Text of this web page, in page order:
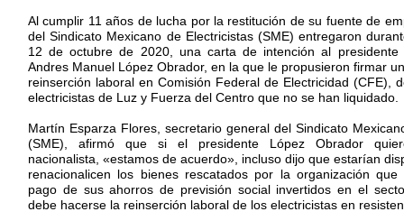
Al cumplir 11 años de lucha por la restitución de su fuente de
del Sindicato Mexicano de Electricistas (SME) entregaron
12 de octubre de 2020, una carta de intención al presidente
Andres Manuel López Obrador, en la que le propusieron firmar
reinserción laboral en Comisión Federal de Electricidad (CFE),
electricistas de Luz y Fuerza del Centro que no se han liquidado.
Martín Esparza Flores, secretario general del Sindicato
(SME), afirmó que si el presidente López Obrador
nacionalista, «estamos de acuerdo», incluso dijo que estarían
renacionalicen los bienes rescatados por la organización que
pago de sus ahorros de previsión social invertidos en el
debe hacerse la reinserción laboral de los electricistas en